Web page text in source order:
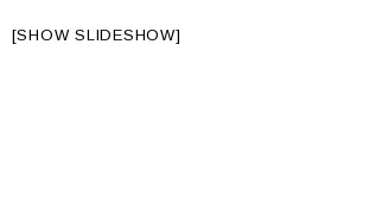
[SHOW SLIDESHOW]